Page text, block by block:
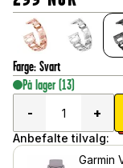
Farge: Svart
På lager (13)
-
+
Anbefalte tilvalg:
Garmin